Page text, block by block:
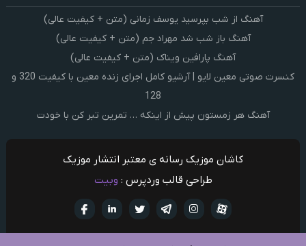
آهنگ از شب بپرسید یوسف زمانی (متن + کیفیت عالی)
آهنگ باز شب شد مهراد جم (متن + کیفیت عالی)
آهنگ پارافین ویناک (متن + کیفیت عالی)
کنسرت صوتی معین لایو | آرشیو کامل اجرای زنده معین با کیفیت 320 و
128
آهنگ هر زمستون پیش از اینکه … تمرین تبر کن با خودت
کاشان موزیک رسانه ی معتبر انتشار موزیک
طراحی قالب وردپرس : وبیت
تويتر تلگرام
اینستاگرام آپارات